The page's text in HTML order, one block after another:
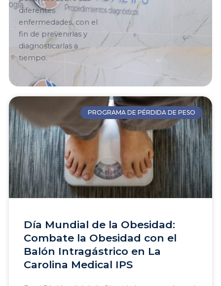
diferentes
enfermedades, con el
fin de prevenirlas y
diagnosticarlas a
tiempo.
PROGRAMA DE PÉRDIDA DE PESO
Día Mundial de la Obesidad:
Combate la Obesidad con el
Balón Intragástrico en La
Carolina Medical IPS